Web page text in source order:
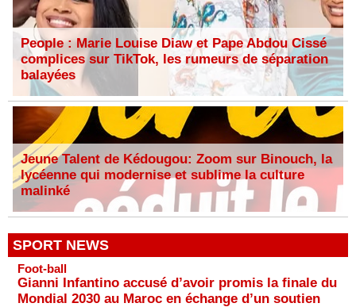
People : Marie Louise Diaw et Pape Abdou Cissé
complices sur TikTok, les rumeurs de séparation
balayées
Jeune Talent de Kédougou: Zoom sur Binouch, la
lycéenne qui modernise et sublime la culture
malinké
SPORT NEWS
Foot-ball
Gianni Infantino accusé d’avoir promis la finale du
Mondial 2030 au Maroc en échange d’un soutien